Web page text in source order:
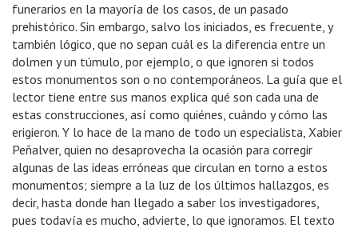
funerarios en la mayoría de los casos, de un pasado
prehistórico. Sin embargo, salvo los iniciados, es frecuente, y
también lógico, que no sepan cuál es la diferencia entre un
dolmen y un túmulo, por ejemplo, o que ignoren si todos
estos monumentos son o no contemporáneos. La guía que el
lector tiene entre sus manos explica qué son cada una de
estas construcciones, así como quiénes, cuándo y cómo las
erigieron. Y lo hace de la mano de todo un especialista, Xabier
Peñalver, quien no desaprovecha la ocasión para corregir
algunas de las ideas erróneas que circulan en torno a estos
monumentos; siempre a la luz de los últimos hallazgos, es
decir, hasta donde han llegado a saber los investigadores,
pues todavía es mucho, advierte, lo que ignoramos. El texto